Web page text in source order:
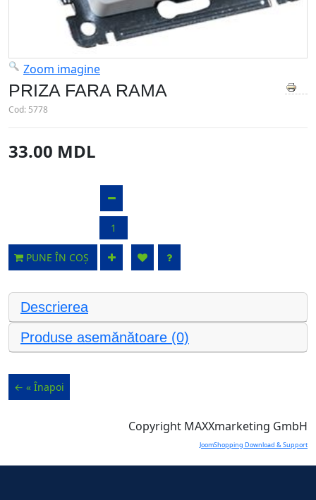
Zoom imagine
PRIZA FARA RAMA
Cod: 5778
33.00 MDL
PUNE ÎN COȘ
Descrierea
Produse asemănătoare (0)
Copyright MAXXmarketing GmbH
JoomShopping Download & Support